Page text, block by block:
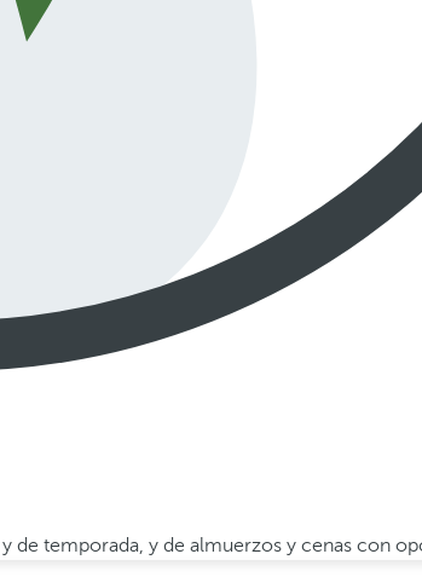
de temporada, y de almuerzos y cenas con